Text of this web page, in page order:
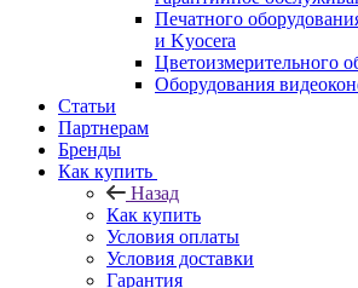
Печатного
и Kyocera
Цветоизмерительного
Оборудования
Статьи
Партнерам
Бренды
Как купить
Назад
Как купить
Условия оплаты
Условия доставки
Гарантия